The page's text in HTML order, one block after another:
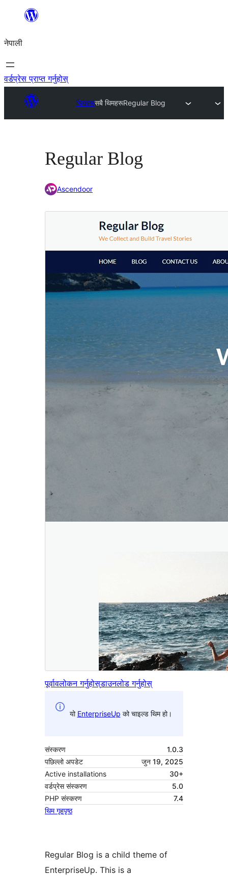
सामग्रीमा
नेपाली
वर्डप्रेस प्राप्त गर्नुहोस्
थिमहरूसबै थिमहरूRegular Blog
Regular Blog
Ascendoor
पूर्वावलोकन गर्नुहोस्डाउनलोड गर्नुहोस्
यो EnterpriseUp को चाइल्ड थिम हो।
संस्करण
1.0.3
पछिल्लो अपडेट
जुन 19, 2025
Active installations
30+
वर्डप्रेस संस्करण
5.0
PHP संस्करण
7.4
थिम गृहपृष्ठ
Regular Blog is a child theme of
EnterpriseUp. This is a